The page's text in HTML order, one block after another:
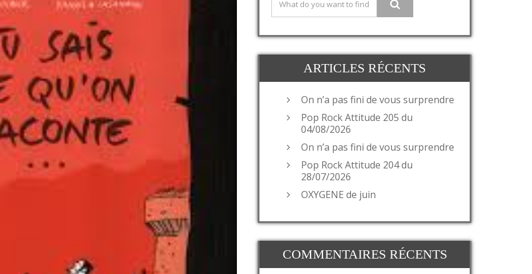
ARTICLES RÉCENTS
On n’a pas fini de vous surprendre
Pop Rock Attitude 205 du
04/08/2026
On n’a pas fini de vous surprendre
Pop Rock Attitude 204 du
28/07/2026
OXYGENE de juin
COMMENTAIRES RÉCENTS